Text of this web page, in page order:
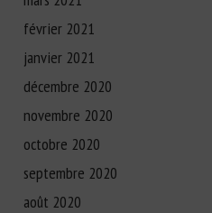
février 2021
janvier 2021
décembre 2020
novembre 2020
octobre 2020
septembre 2020
août 2020